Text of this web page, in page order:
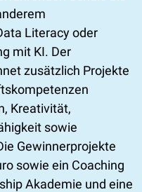
Literacy oder
mit KI. Der
zusätzlich Projekte
Kreativität,
sowie
Gewinnerprojekte
sowie ein Coaching
Akademie und eine